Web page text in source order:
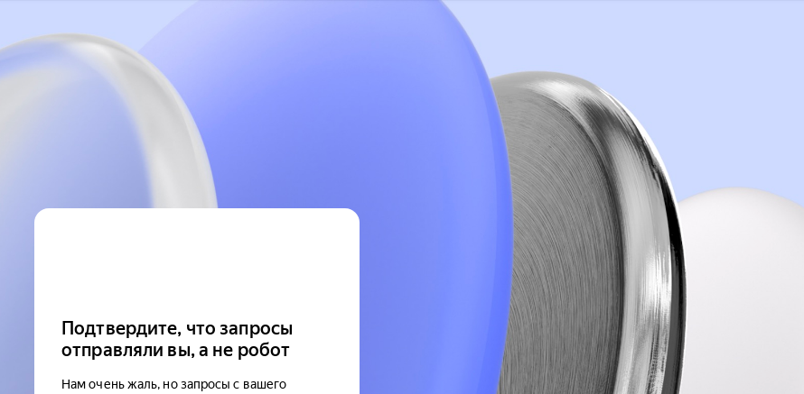
Подтвердите, что запросы
отправляли вы, а не робот
Нам очень жаль, но запросы с вашего